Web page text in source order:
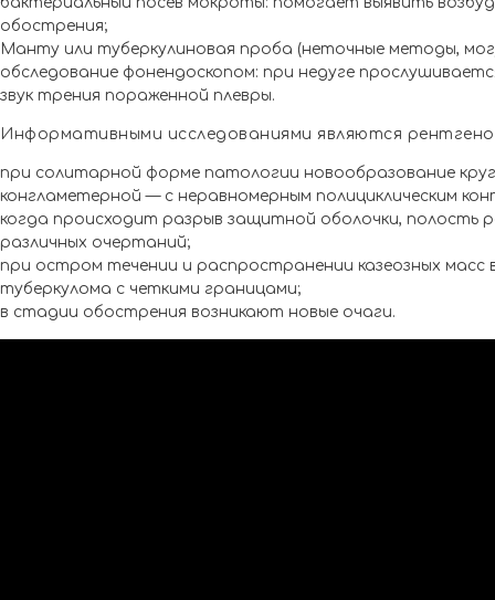
обострения;
Манту или туберкулиновая проба (неточные методы,
обследование фонендоскопом: при недуге
звук трения пораженной плевры.
Информативными исследованиями являются
при солитарной форме патологии новообразование
конгламетерной — с неравномерным полициклическим
когда происходит разрыв защитной оболочки, полость
различных очертаний;
при остром течении и распространении казеозных
туберкулома с четкими границами;
в стадии обострения возникают новые очаги.